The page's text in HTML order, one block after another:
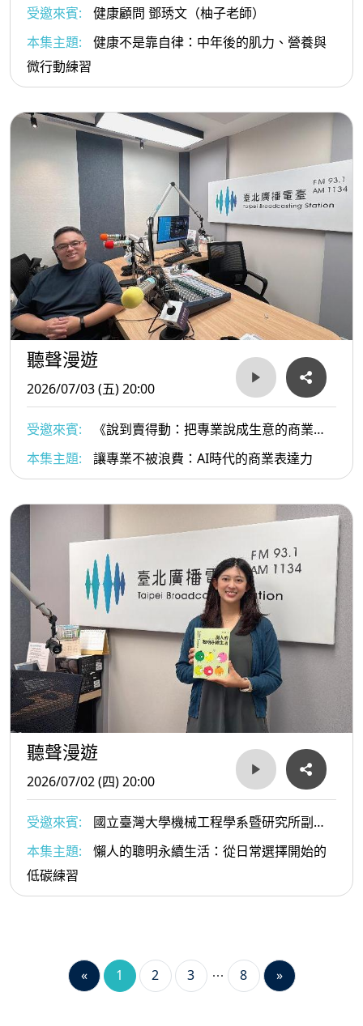
受邀來賓:
健康顧問 鄧琇文（柚子老師）
本集主題:
健康不是靠自律：中年後的肌力、營養與
微行動練習
聽聲漫遊
2026/07/03 (五) 20:00
受邀來賓:
《說到賣得動：把專業說成生意的商業表
達力》作者、商業表達力教練 竺宥璋（小竺）
本集主題: 讓專業不被浪費：AI時代的商業表達力
聽聲漫遊
2026/07/02 (四) 20:00
受邀來賓:
國立臺灣大學機械工程學系暨研究所副教
授、《懶人的聰明永續生活》作者 林心恬
本集主題:
懶人的聰明永續生活：從日常選擇開始的
低碳練習
« 1 2 3 8 »